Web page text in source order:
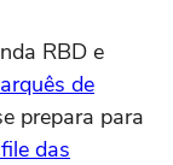
RBD e
de
prepara para
das